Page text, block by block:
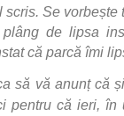
Se vorbește
de lipsa
că parcă îmi
să vă anunț că
pentru că ieri, în